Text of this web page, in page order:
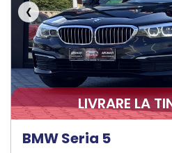
❮
LIVRARE LA
BMW Seria 5